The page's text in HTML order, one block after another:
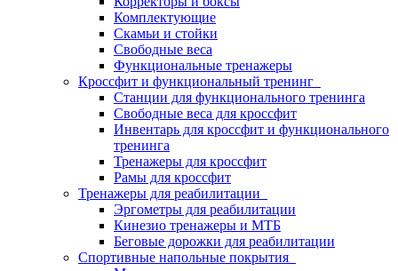
Комплектующие
Скамьи и стойки
Свободные веса
Функциональные тренажеры
Кроссфит и функциональный тренинг
Станции для функционального тренинга
Свободные веса для кроссфит
Инвентарь для кроссфит и функционального
тренинга
Тренажеры для кроссфит
Рамы для кроссфит
Тренажеры для реабилитации
Эргометры для реабилитации
Кинезио тренажеры и МТБ
Беговые дорожки для реабилитации
Спортивные напольные покрытия